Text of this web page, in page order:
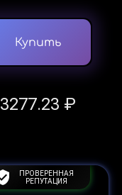
Купить
3277.23 ₽
ПРОВЕРЕННАЯ
РЕПУТАЦИЯ